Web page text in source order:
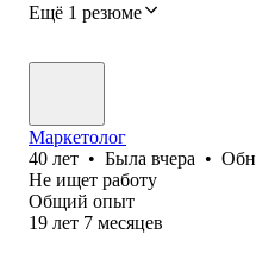
Ещё 1 резюме
Маркетолог
40 лет • Была вчера •
Не ищет работу
Общий опыт
19 лет 7 месяцев